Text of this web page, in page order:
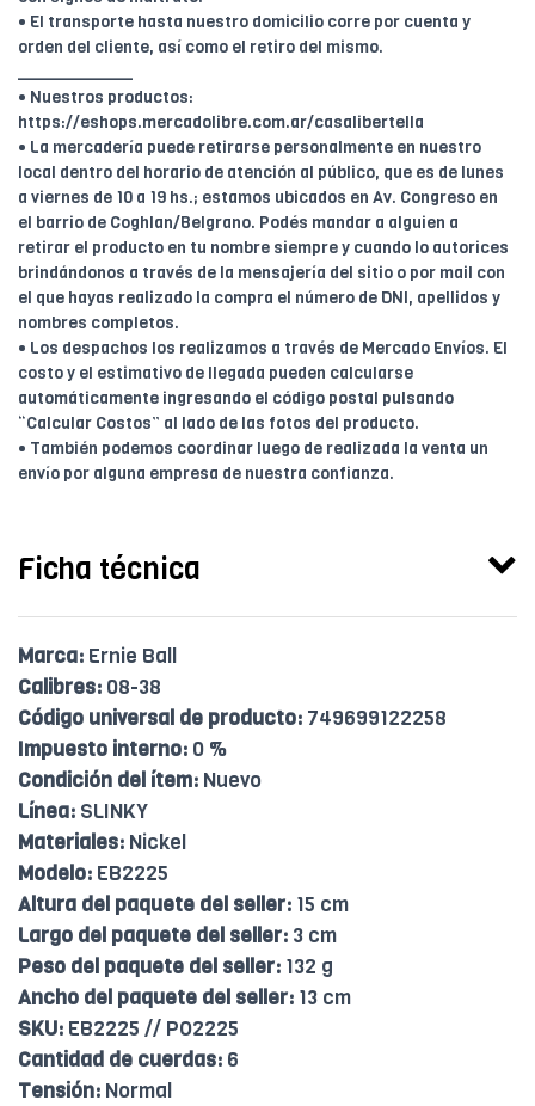
• El transporte hasta nuestro domicilio corre por cuenta y
orden del cliente, así como el retiro del mismo.
____________
• Nuestros productos:
https://eshops.mercadolibre.com.ar/casalibertella
• La mercadería puede retirarse personalmente en nuestro
local dentro del horario de atención al público, que es de lunes
a viernes de 10 a 19 hs.; estamos ubicados en Av. Congreso en
el barrio de Coghlan/Belgrano. Podés mandar a alguien a
retirar el producto en tu nombre siempre y cuando lo autorices
brindándonos a través de la mensajería del sitio o por mail con
el que hayas realizado la compra el número de DNI, apellidos y
nombres completos.
• Los despachos los realizamos a través de Mercado Envíos. El
costo y el estimativo de llegada pueden calcularse
automáticamente ingresando el código postal pulsando
“Calcular Costos” al lado de las fotos del producto.
• También podemos coordinar luego de realizada la venta un
envío por alguna empresa de nuestra confianza.
Ficha técnica
Marca: Ernie Ball
Calibres: 08-38
Código universal de producto: 749699122258
Impuesto interno: 0 %
Condición del ítem: Nuevo
Línea: SLINKY
Materiales: Nickel
Modelo: EB2225
Altura del paquete del seller: 15 cm
Largo del paquete del seller: 3 cm
Peso del paquete del seller: 132 g
Ancho del paquete del seller: 13 cm
SKU: EB2225 // PO2225
Cantidad de cuerdas: 6
Tensión: Normal